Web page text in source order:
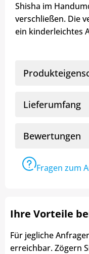
Shisha im
verschließen. Die
ein kinderleichtes
Lieferumfang
Bewertungen
Fragen zum
Ihre Vorteile
Für jegliche
erreichbar. Zögern